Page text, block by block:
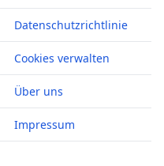
Datenschutzrichtlinie
Cookies verwalten
Über uns
Impressum